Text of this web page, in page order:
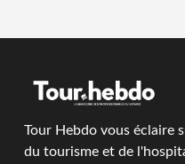
Tour Hebdo vous éclaire
du tourisme et de